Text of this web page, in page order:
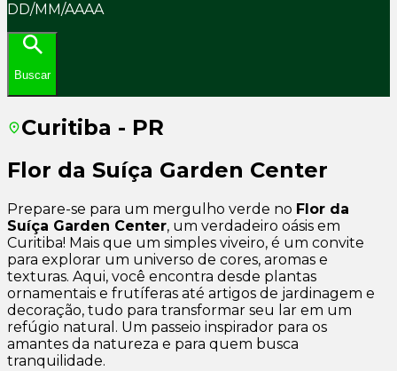
DD/MM/AAAA
Buscar
Curitiba - PR
Flor da Suíça Garden Center
Prepare-se para um mergulho verde no Flor da
Suíça Garden Center, um verdadeiro oásis em
Curitiba! Mais que um simples viveiro, é um convite
para explorar um universo de cores, aromas e
texturas. Aqui, você encontra desde plantas
ornamentais e frutíferas até artigos de jardinagem e
decoração, tudo para transformar seu lar em um
refúgio natural. Um passeio inspirador para os
amantes da natureza e para quem busca
tranquilidade.